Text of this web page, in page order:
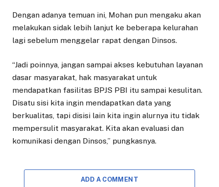
Dengan adanya temuan ini, Mohan pun mengaku akan
melakukan sidak lebih lanjut ke beberapa kelurahan
lagi sebelum menggelar rapat dengan Dinsos.
“Jadi poinnya, jangan sampai akses kebutuhan layanan
dasar masyarakat, hak masyarakat untuk
mendapatkan fasilitas BPJS PBI itu sampai kesulitan.
Disatu sisi kita ingin mendapatkan data yang
berkualitas, tapi disisi lain kita ingin alurnya itu tidak
mempersulit masyarakat. Kita akan evaluasi dan
komunikasi dengan Dinsos,” pungkasnya.
ADD A COMMENT